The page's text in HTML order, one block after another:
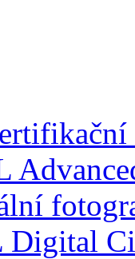
Digital